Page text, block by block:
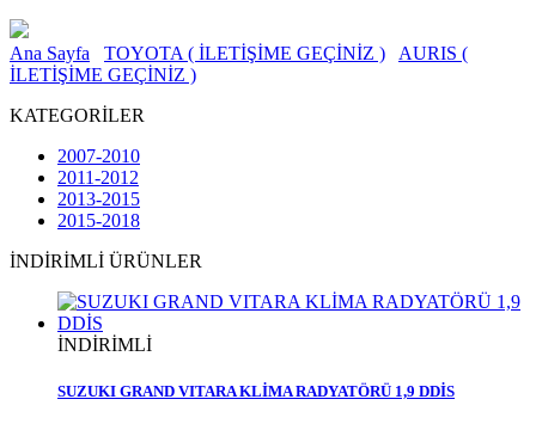
Ana Sayfa TOYOTA ( İLETİŞİME GEÇİNİZ )
AURIS (
İLETİŞİME GEÇİNİZ )
KATEGORİLER
2007-2010
2011-2012
2013-2015
2015-2018
İNDİRİMLİ ÜRÜNLER
İNDİRİMLİ
SUZUKI GRAND VITARA KLİMA RADYATÖRÜ 1,9 DDİS